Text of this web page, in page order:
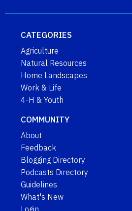
CATEGORIES
Agriculture
Natural Resources
Home Landscapes
Work & Life
4-H & Youth
COMMUNITY
About
Feedback
Blogging Directory
Podcasts Directory
Guidelines
What's New